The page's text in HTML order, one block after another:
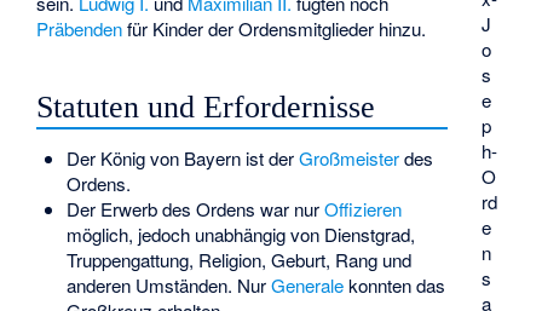
J
o
s
e
p
h-
O
rd
e
n
s
a
Präbendenfür Kinder der Ordensmitglieder hinzu.
Statuten und Erfordernisse
Der König von Bayern ist derGroßmeisterdes
Ordens.
Der Erwerb des Ordens war nurOffizieren
möglich, jedoch unabhängig von Dienstgrad,
Truppengattung, Religion, Geburt, Rang und
anderen Umständen. NurGeneralekonnten das